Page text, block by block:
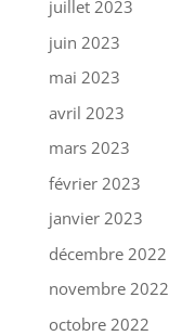
juillet 2023
juin 2023
mai 2023
avril 2023
mars 2023
février 2023
janvier 2023
décembre 2022
novembre 2022
octobre 2022